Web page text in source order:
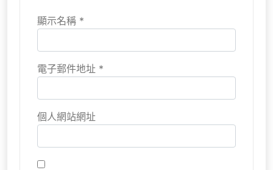
顯示名稱 *
電子郵件地址 *
個人網站網址